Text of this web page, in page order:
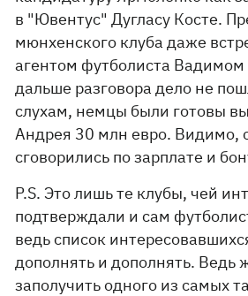
в "Ювентус" Дугласу Косте.
мюнхенского клуба даже
агентом футболиста
дальше разговора дело не
слухам, немцы были готовы
Андрея 30 млн евро. Видимо,
сговорились по зарплате и
P.S. Это лишь те клубы, чей
подтверждали и сам
ведь список
дополнять и дополнять. Ведь
заполучить одного из самых